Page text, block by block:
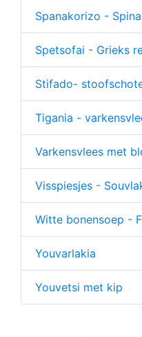
Spanakorizo -
Spetsofai - Grieks
Stifado-
Tigania -
Varkensvlees met
Visspiesjes -
Witte bonensoep -
Youvarlakia
Youvetsi met kip